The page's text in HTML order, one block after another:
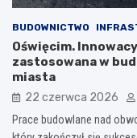
BUDOWNICTWO
Oświęcim.
zastosowana w
miasta
22 czerwca 2026
Prace budowlane nad